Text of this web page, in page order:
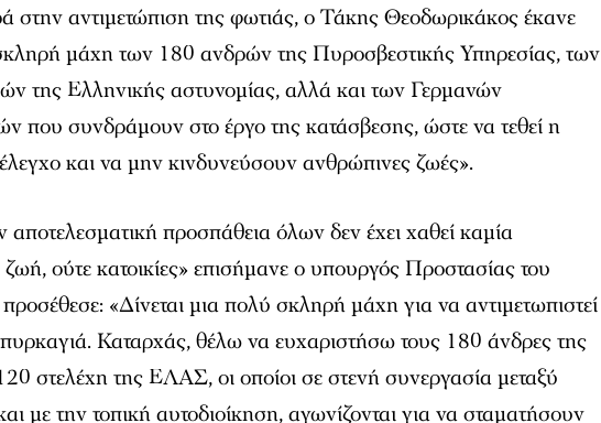
στην αντιμετώπιση της φωτιάς, ο Τάκης Θεοδωρικάκος έκανε
μάχη των 180 ανδρών της Πυροσβεστικής Υπηρεσίας, των
της Ελληνικής αστυνομίας, αλλά και των Γερμανών
που συνδράμουν στο έργο της κατάσβεσης, ώστε να τεθεί η
και να μην κινδυνεύσουν ανθρώπινες ζωές».
προσπάθεια όλων δεν έχει χαθεί καμία
ούτε κατοικίες» επισήμανε ο υπουργός Προστασίας του
«Δίνεται μια πολύ σκληρή μάχη για να αντιμετωπιστεί
Καταρχάς, θέλω να ευχαριστήσω τους 180 άνδρες της
στελέχη της ΕΛΑΣ, οι οποίοι σε στενή συνεργασία μεταξύ
με την τοπική αυτοδιοίκηση, αγωνίζονται για να σταματήσουν